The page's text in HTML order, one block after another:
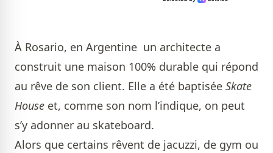
À Rosario, en Argentine un architecte a
construit une maison 100% durable qui répond
au rêve de son client. Elle a été baptisée Skate
House et, comme son nom l’indique, on peut
s’y adonner au skateboard.
Alors que certains rêvent de jacuzzi, de gym ou